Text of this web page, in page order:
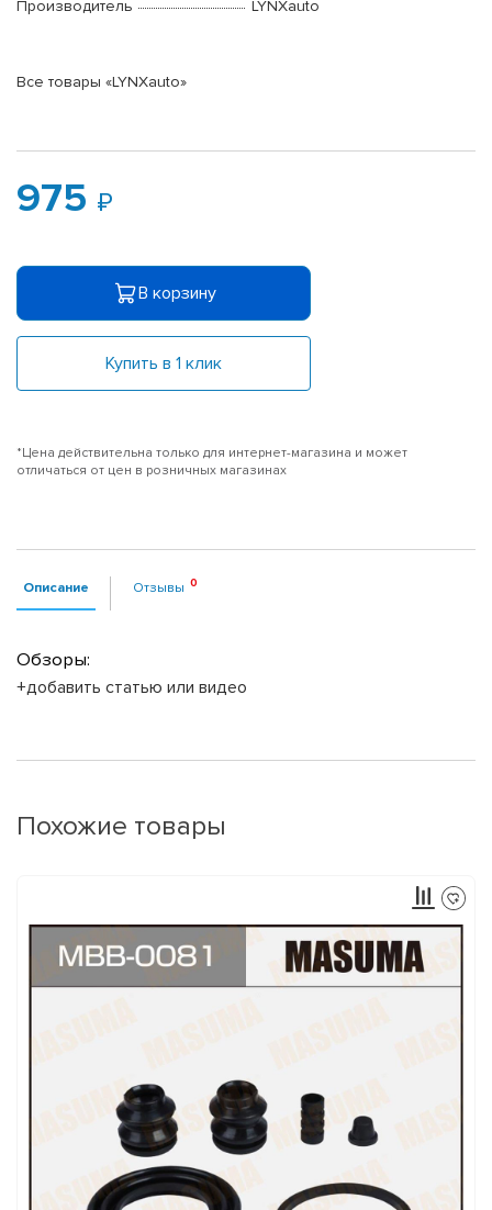
Производитель
LYNXauto
Все товары «LYNXauto»
975
В корзину
Купить в 1 клик
*Цена действительна только для интернет-магазина и может
отличаться от цен в розничных магазинах
Описание Отзывы
Обзоры:
+добавить статью или видео
Похожие товары